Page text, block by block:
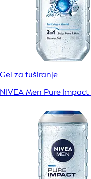
Gel za tuširanje
NIVEA Men Pure